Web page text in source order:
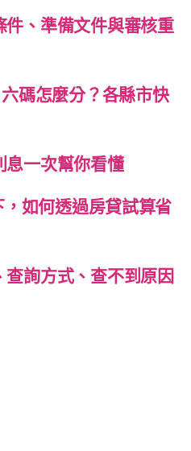
、準備文件與審核重
碼怎麼分？各縣市快
息一次幫你看懂
如何透過房貸試算省
詢方式、查不到原因